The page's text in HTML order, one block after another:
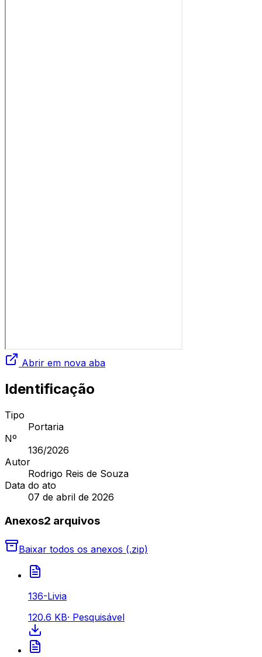
Abrir em nova aba
Identificação
Tipo
Portaria
Nº
136/2026
Autor
Rodrigo Reis de Souza
Data do ato
07 de abril de 2026
Anexos2 arquivos
Baixar todos os anexos (.zip)
136-Livia
120.6 KB· Pesquisável